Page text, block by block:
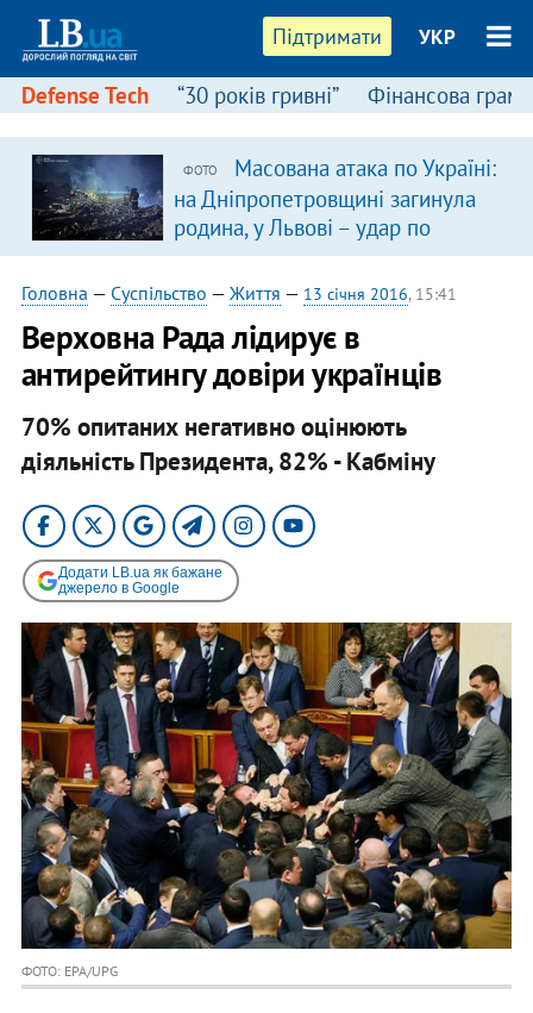
Підтримати УКР
Defense Tech “30 років гривні” Фінансова
ФОТО
Масована атака по Україні:
на Дніпропетровщині загинула
родина, у Львові – удар по
багатоповерхівках
(доповнюється)
Головна — Суспільство — Життя — 13 січня 2016, 15:41
Верховна Рада лідирує в
антирейтингу довіри українців
70% опитаних негативно оцінюють
діяльність Президента, 82% - Кабміну
Додати LB.ua як бажане
джерело в Google
ФОТО: EPA/UPG